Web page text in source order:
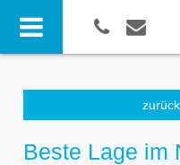
Beste Lage im